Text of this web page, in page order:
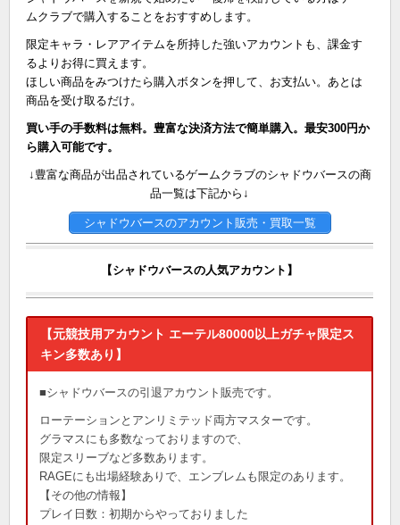
ムクラブで購入することをおすすめします。
限定キャラ・レアアイテムを所持した強いアカウントも、課金す
るよりお得に買えます。
ほしい商品をみつけたら購入ボタンを押して、お支払い。あとは
商品を受け取るだけ。
買い手の手数料は無料。豊富な決済方法で簡単購入。最安300円か
ら購入可能です。
↓豊富な商品が出品されているゲームクラブのシャドウバースの商
品一覧は下記から↓
シャドウバースのアカウント販売・買取一覧
【シャドウバースの人気アカウント】
【元競技用アカウント エーテル80000以上ガチャ限定ス
キン多数あり】
■シャドウバースの引退アカウント販売です。
ローテーションとアンリミテッド両方マスターです。
グラマスにも多数なっておりますので、
限定スリーブなど多数あります。
RAGEにも出場経験ありで、エンブレムも限定のあります。
【その他の情報】
プレイ日数：初期からやっておりました